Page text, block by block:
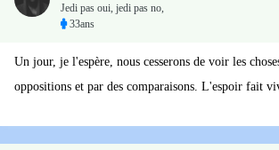
Jedi pas oui, jedi pas no,
33ans
Un jour, je l'espère, nous cesserons de voir les
oppositions et par des comparaisons. L'espoir fait